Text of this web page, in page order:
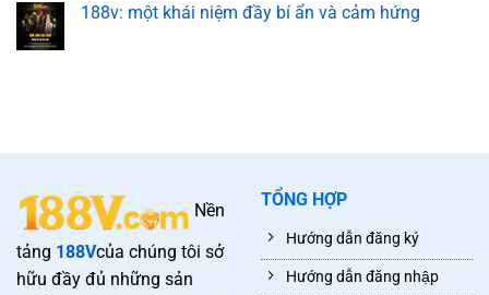
188v: một khái niệm đầy bí ẩn và cảm hứng
Nền
tảng 188Vcủa chúng tôi sở
hữu đầy đủ những sản
TỔNG HỢP
Hướng dẫn đăng ký
Hướng dẫn đăng nhập